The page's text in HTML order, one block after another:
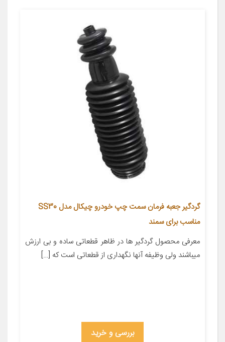
گردگیر جعبه فرمان سمت چپ خودرو چیکال مدل SS30
مناسب برای سمند
معرفی محصول گردگیر ها در ظاهر قطعاتی ساده و بی ارزش
میباشند ولی وظیفه آنها نگهداری از قطعاتی است که […]
بررسی و خرید